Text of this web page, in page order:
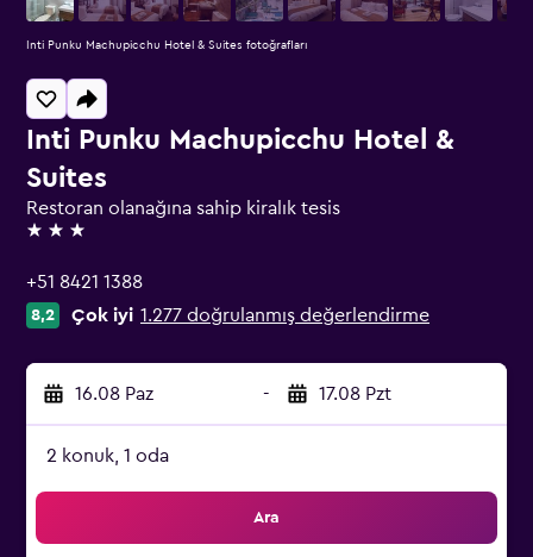
Inti Punku Machupicchu Hotel &
Suites
Restoran olanağına sahip kiralık tesis
3 yıldız
+51 8421 1388
8,2 Çok iyi 1.277 doğrulanmış değerlendirme
16.08 Paz - 17.08 Pzt
2 konuk, 1 oda
Ara
Inti Punku Machupicchu Hotel & Suites fotoğrafları